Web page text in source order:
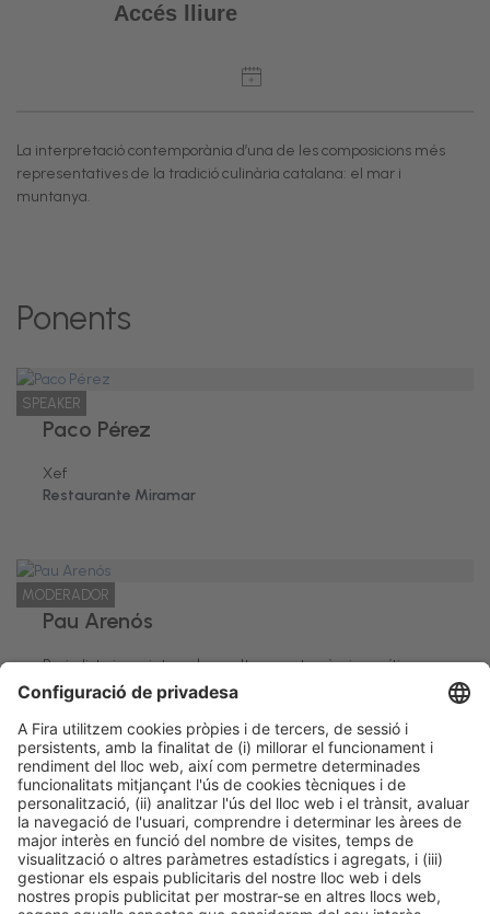
Accés lliure
La interpretació contemporània d’una de les composicions més
representatives de la tradició culinària catalana: el mar i
muntanya.
Ponents
SPEAKER
Paco Pérez
Xef
Restaurante Miramar
MODERADOR
Pau Arenós
Periodista i escriptor sobre cultura gastronòmica, crític
gastronòmic
El Periódico de Catalunya